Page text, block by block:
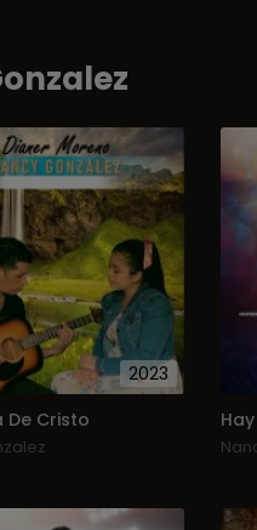
2023
De Cristo